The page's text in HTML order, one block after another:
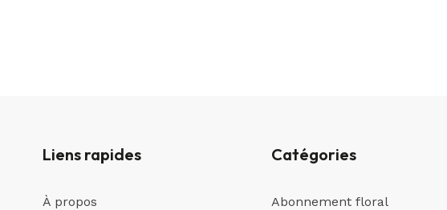
Liens rapides
À propos
Catégories
Abonnement floral